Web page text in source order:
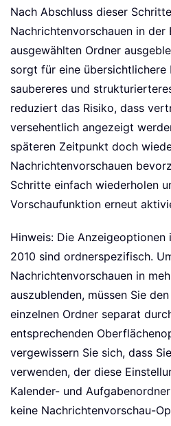
Nach Abschluss dieser
Nachrichtenvorschauen in
ausgewählten Ordner
sorgt für eine übersichtlichere
saubereres und
reduziert das Risiko, dass
versehentlich angezeigt
späteren Zeitpunkt doch
Nachrichtenvorschauen
Schritte einfach wiederholen
Vorschaufunktion erneut
Hinweis: Die
2010 sind ordnerspezifisch.
Nachrichtenvorschauen in
auszublenden, müssen Sie
einzelnen Ordner separat
entsprechenden
vergewissern Sie sich, dass
verwenden, der diese
Kalender- und
keine Nachrichtenvorschau-